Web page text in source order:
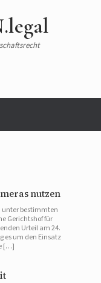
nutzen
unter bestimmten
Gerichtshof für
Urteil am 24.
es um den Einsatz
[…]